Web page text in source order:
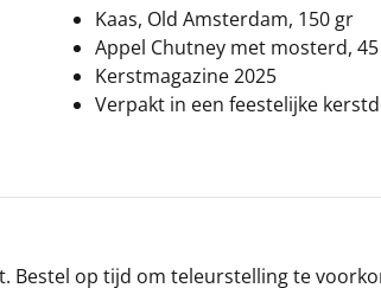
Kaas, Old Amsterdam, 150 gr
Appel Chutney met mosterd,
Kerstmagazine 2025
Verpakt in een feestelijke
Bestel op tijd om teleurstelling te